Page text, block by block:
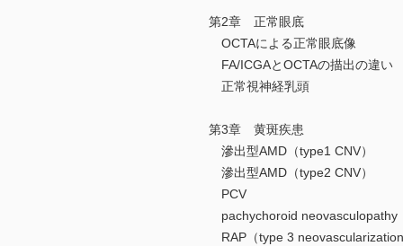
第2章 正常眼底
OCTAによる正常眼底像
FA/ICGAとOCTAの描出の違い
正常視神経乳頭
第3章 黄斑疾患
滲出型AMD（type1 CNV）
滲出型AMD（type2 CNV）
PCV
pachychoroid neovasculopathy
RAP（type 3